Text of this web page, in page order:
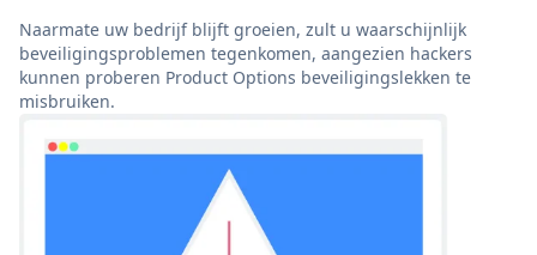
Naarmate uw bedrijf blijft groeien, zult u waarschijnlijk
beveiligingsproblemen tegenkomen, aangezien hackers
kunnen proberen Product Options beveiligingslekken te
misbruiken.